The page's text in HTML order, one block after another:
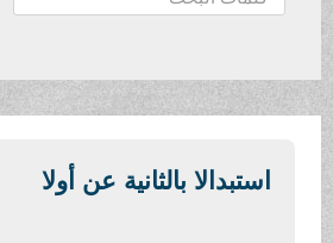
ح
ث
استبدالا بالثانية عن أولا